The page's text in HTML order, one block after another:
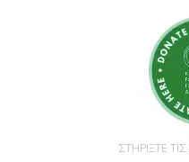
ΣΤΗΡΙΞΤΕ